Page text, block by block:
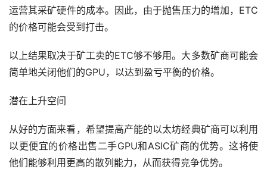
运营其采矿硬件的成本。因此，由于抛售压力的增加，ETC
的价格可能会受到打击。
以上结果取决于矿工卖的ETC够不够用。大多数矿商可能会
简单地关闭他们的GPU，以达到盈亏平衡的价格。
潜在上升空间
从好的方面来看，希望提高产能的以太坊经典矿商可以利用
以更便宜的价格出售二手GPU和ASIC矿商的优势。这将使
他们能够利用更高的散列能力，从而获得竞争优势。